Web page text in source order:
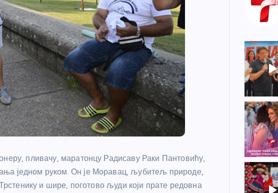
пливачу, маратонцу Радисаву Раки Пантовићу,
једном руком. Он је Моравац, љубитељ природе,
и шире, поготово људи који прате редовна